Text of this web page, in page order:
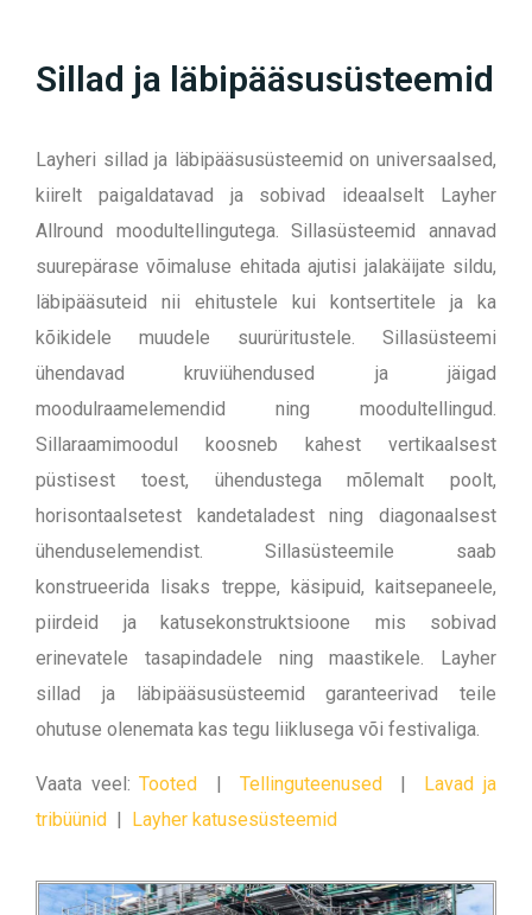
Sillad ja läbipääsusüsteemid
Layheri sillad ja läbipääsusüsteemid on universaalsed,
kiirelt paigaldatavad ja sobivad ideaalselt Layher
Allround moodultellingutega. Sillasüsteemid annavad
suurepärase võimaluse ehitada ajutisi jalakäijate sildu,
läbipääsuteid nii ehitustele kui kontsertitele ja ka
kõikidele muudele suurüritustele. Sillasüsteemi
ühendavad kruviühendused ja jäigad
moodulraamelemendid ning moodultellingud.
Sillaraamimoodul koosneb kahest vertikaalsest
püstisest toest, ühendustega mõlemalt poolt,
horisontaalsetest kandetaladest ning diagonaalsest
ühenduselemendist. Sillasüsteemile saab
konstrueerida lisaks treppe, käsipuid, kaitsepaneele,
piirdeid ja katusekonstruktsioone mis sobivad
erinevatele tasapindadele ning maastikele. Layher
sillad ja läbipääsusüsteemid garanteerivad teile
ohutuse olenemata kas tegu liiklusega või festivaliga.
Vaata veel:Tooted | Tellinguteenused| Lavad ja
tribüünid | Layher katusesüsteemid